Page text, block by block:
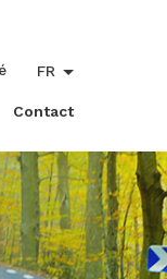
Contact
FR